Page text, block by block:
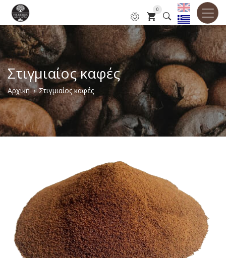
Παράκαμψη
προς
το
κυρίως
περιεχόμενο
0
Στιγμιαίος καφές
Breadcrumb
Αρχική Στιγμιαίος καφές